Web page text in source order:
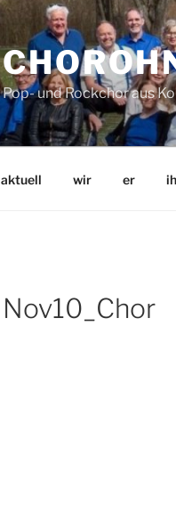
Pop- und Rockchor aus
aktuell wir er
Nov10_Chor